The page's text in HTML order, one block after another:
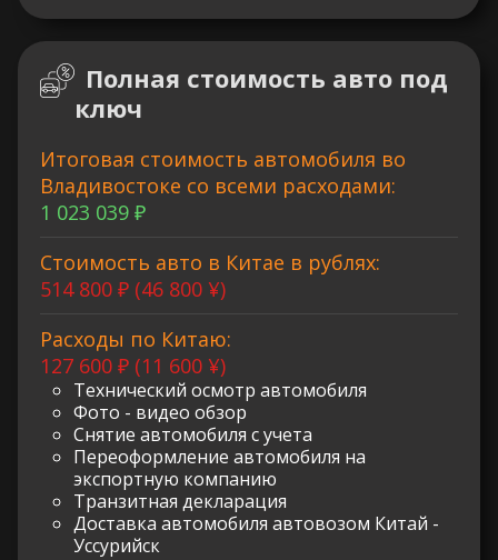
Полная стоимость авто под
ключ
Итоговая стоимость автомобиля во
Владивостоке со всеми расходами:
1 023 039 ₽
Стоимость авто в Китае в рублях:
514 800 ₽ (46 800 ¥)
Расходы по Китаю:
127 600 ₽ (11 600 ¥)
Технический осмотр автомобиля
Фото - видео обзор
Снятие автомобиля с учета
Переоформление автомобиля на
экспортную компанию
Транзитная декларация
Доставка автомобиля автовозом Китай -
Уссурийск